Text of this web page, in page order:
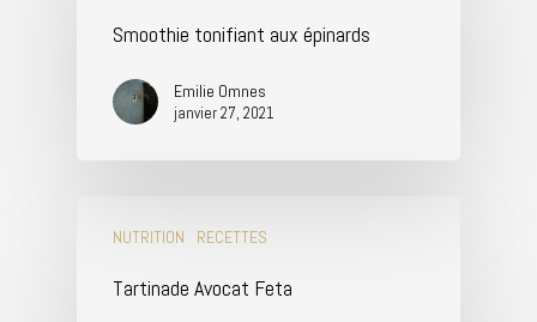
Smoothie tonifiant aux épinards
Emilie Omnes
janvier 27, 2021
NUTRITION RECETTES
Tartinade Avocat Feta